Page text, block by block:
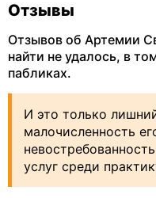
Отзывы
Отзывов об Артемии
найти не удалось, в
пабликах.
И это только
малочисленность
услуг среди